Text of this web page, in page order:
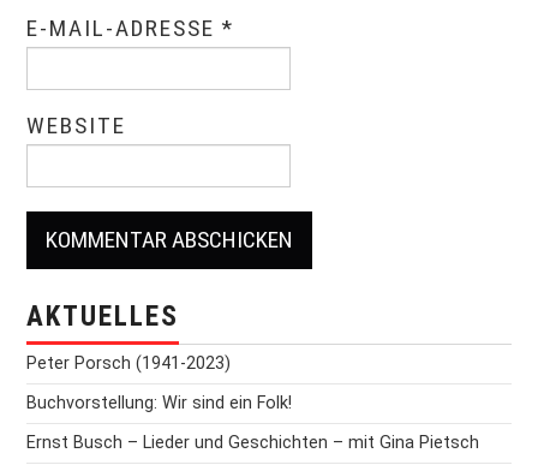
E-MAIL-ADRESSE*
WEBSITE
AKTUELLES
Peter Porsch (1941-2023)
Buchvorstellung: Wir sind ein Folk!
Ernst Busch – Lieder und Geschichten – mit Gina Pietsch